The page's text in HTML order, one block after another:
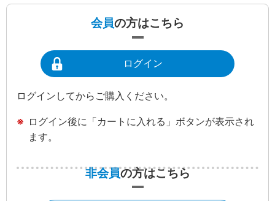
会員の方はこちら
ログイン
ログインしてからご購入ください。
ログイン後に「カートに入れる」ボタンが表示され
ます。
非会員の方はこちら